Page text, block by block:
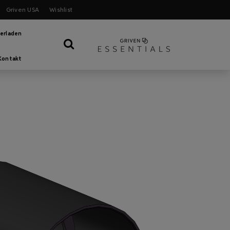
Griven USA Wishlist